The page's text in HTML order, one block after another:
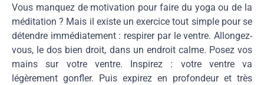
Vous manquez de motivation pour faire du yoga ou de la
méditation ? Mais il existe un exercice tout simple pour se
détendre immédiatement : respirer par le ventre. Allongez-
vous, le dos bien droit, dans un endroit calme. Posez vos
mains sur votre ventre. Inspirez : votre ventre va
légèrement gonfler. Puis expirez en profondeur et très